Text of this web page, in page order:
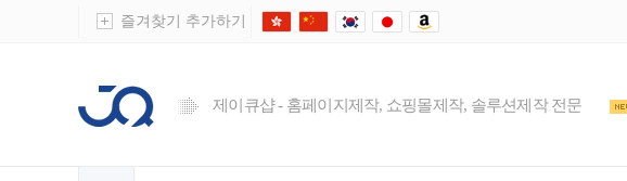
즐겨찾기 추가하기
제이큐샵 - 홈페이지제작, 쇼핑몰제작, 솔루션제작 전문